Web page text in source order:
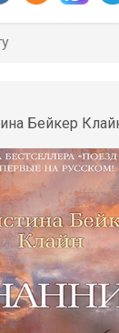
Бейкер